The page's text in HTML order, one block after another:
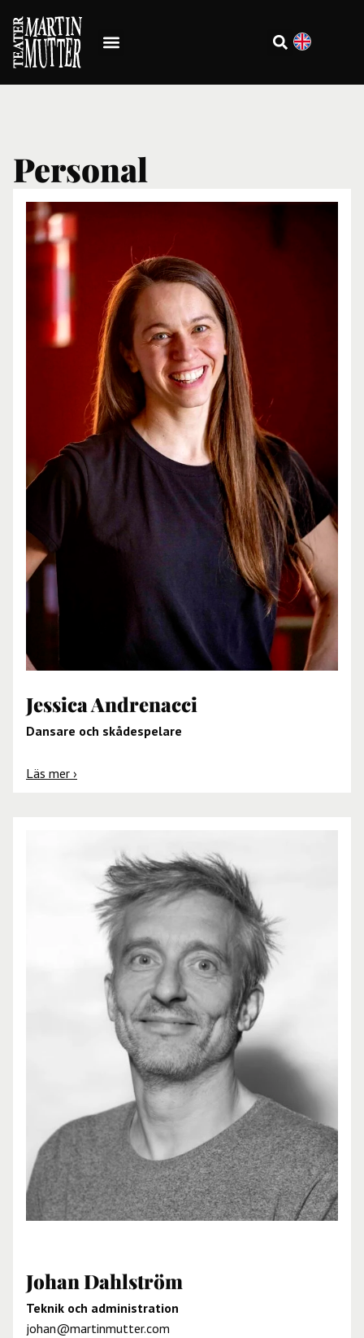
Personal
Jessica Andrenacci
Dansare och skådespelare
Läs mer ›
Johan Dahlström
Teknik och administration
johan@martinmutter.com